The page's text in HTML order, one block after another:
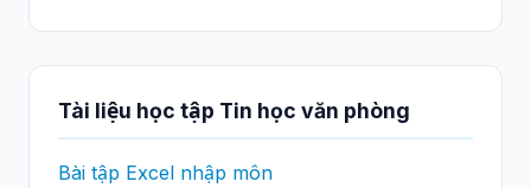
Tài liệu học tập Tin học văn phòng
Bài tập Excel nhập môn